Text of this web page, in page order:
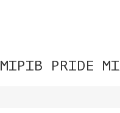
PRIDE